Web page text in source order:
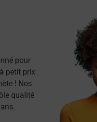
pour
petit prix
! Nos
qualité